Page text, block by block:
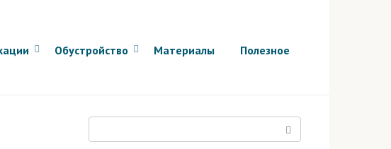
Обустройство Материалы Полезное